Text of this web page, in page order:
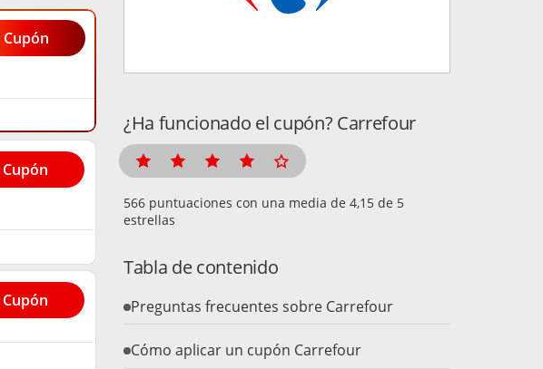
Cupón
¿Ha funcionado el cupón? Carrefour
puntuaciones con una media de
de 5
estrellas
Tabla de contenido
Preguntas frecuentes sobre Carrefour
Cómo aplicar un cupón Carrefour